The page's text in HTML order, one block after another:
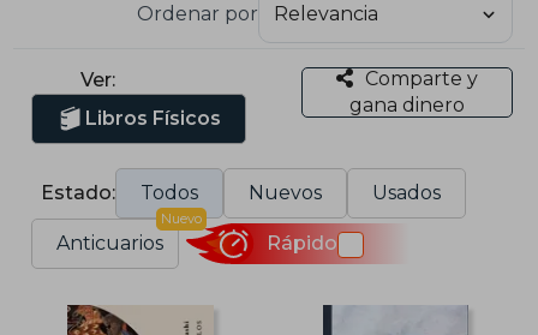
Ordenar por
Ver:
Libros Físicos
Comparte y
gana dinero
Estado: Todos Nuevos Usados
Anticuarios
Nuevo
Rápido